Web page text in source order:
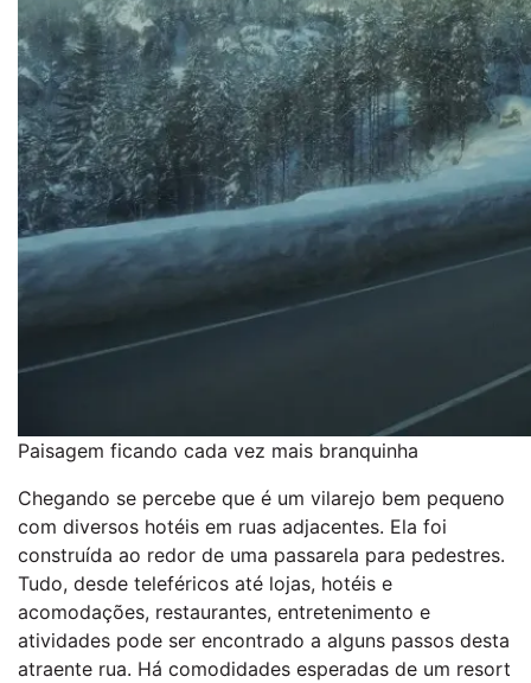
Paisagem ficando cada vez mais branquinha
Chegando se percebe que é um vilarejo bem pequeno
com diversos hotéis em ruas adjacentes. Ela foi
construída ao redor de uma passarela para pedestres.
Tudo, desde teleféricos até lojas, hotéis e
acomodações, restaurantes, entretenimento e
atividades pode ser encontrado a alguns passos desta
atraente rua. Há comodidades esperadas de um resort